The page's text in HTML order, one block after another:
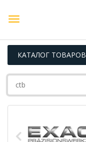
КАТАЛОГ ТОВАРОВ